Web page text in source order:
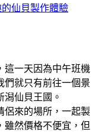
仙貝製作體驗
這一天因為中午班機
們就只有前往一個景
仙貝王國。
侶來的場所，一起製
雖然價格不便宜，但